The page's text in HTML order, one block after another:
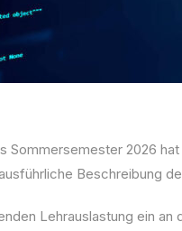
2026
Beschreibung
Lehrauslastung ein